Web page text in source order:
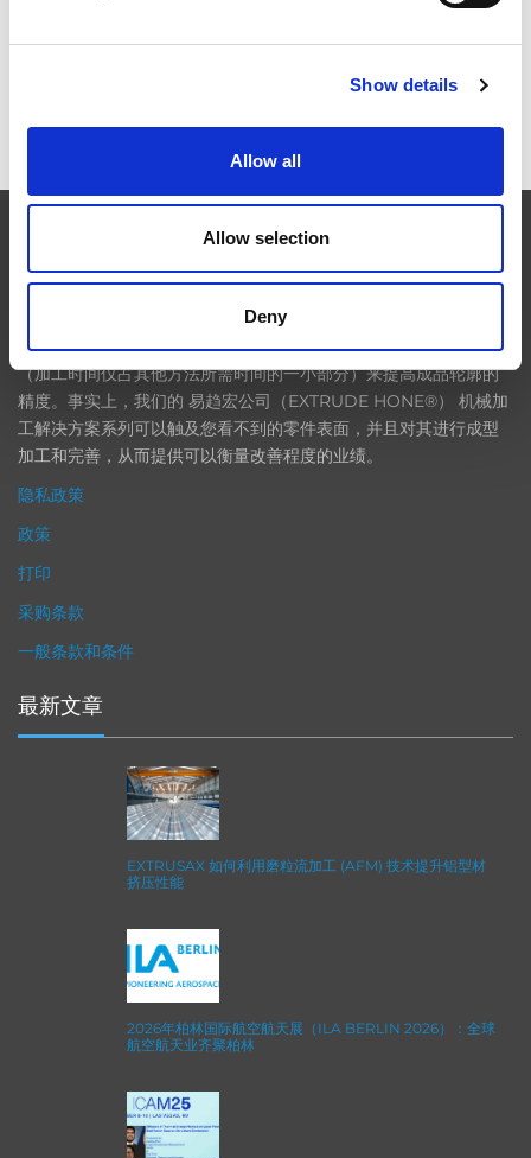
Show details
Allow all
Allow selection
Deny
OMTEC 2025：必须参加的创新与性能骨科贸易盛会
在航空航天、汽车、能源和医疗等领域，部件的高精度加工对最终
产品性能等级的精致度十分关键。我们的机床采用完整的加工方法
（加工时间仅占其他方法所需时间的一小部分）来提高成品轮廓的
精度。事实上，我们的 易趋宏公司（EXTRUDE HONE®） 机械加
工解决方案系列可以触及您看不到的零件表面，并且对其进行成型
加工和完善，从而提供可以衡量改善程度的业绩。
隐私政策
政策
打印
采购条款
一般条款和条件
最新文章
EXTRUSAX 如何利用磨粒流加工 (AFM) 技术提升铝型材
挤压性能
2026年柏林国际航空航天展（ILA BERLIN 2026）：全球
航空航天业齐聚柏林